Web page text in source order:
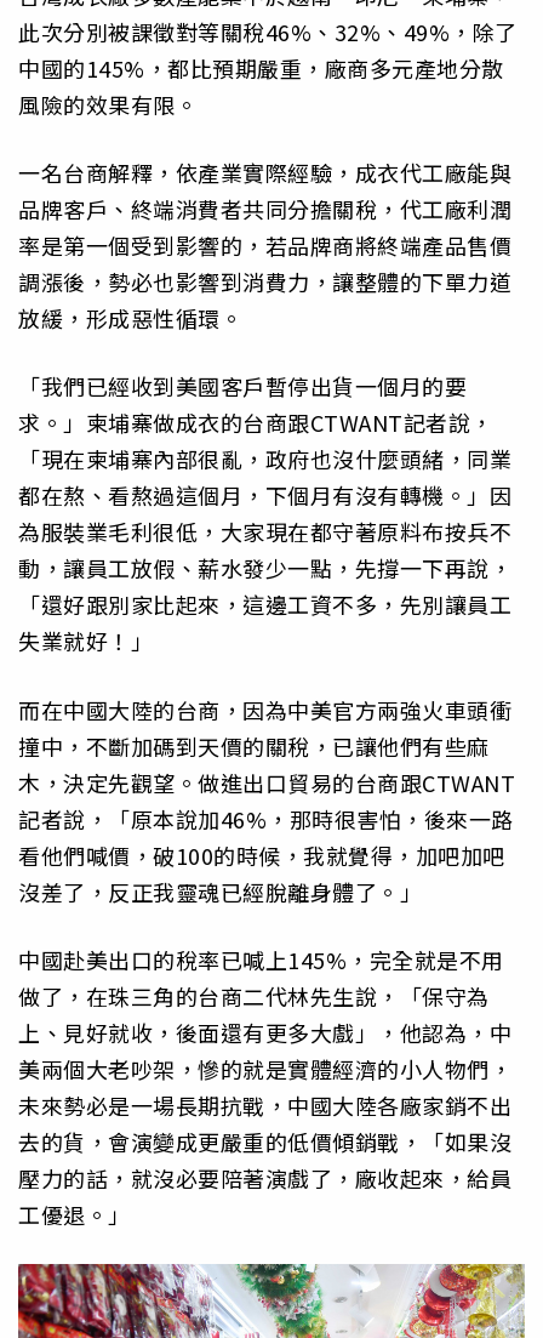
此次分別被課徵對等關稅46%、32%、49%，除了
中國的145%，都比預期嚴重，廠商多元產地分散
風險的效果有限。
一名台商解釋，依產業實際經驗，成衣代工廠能與
品牌客戶、終端消費者共同分擔關稅，代工廠利潤
率是第一個受到影響的，若品牌商將終端產品售價
調漲後，勢必也影響到消費力，讓整體的下單力道
放緩，形成惡性循環。
「我們已經收到美國客戶暫停出貨一個月的要
求。」柬埔寨做成衣的台商跟CTWANT記者說，
「現在柬埔寨內部很亂，政府也沒什麼頭緒，同業
都在熬、看熬過這個月，下個月有沒有轉機。」因
為服裝業毛利很低，大家現在都守著原料布按兵不
動，讓員工放假、薪水發少一點，先撐一下再說，
「還好跟別家比起來，這邊工資不多，先別讓員工
失業就好！」
而在中國大陸的台商，因為中美官方兩強火車頭衝
撞中，不斷加碼到天價的關稅，已讓他們有些麻
木，決定先觀望。做進出口貿易的台商跟CTWANT
記者說，「原本說加46%，那時很害怕，後來一路
看他們喊價，破100的時候，我就覺得，加吧加吧
沒差了，反正我靈魂已經脫離身體了。」
中國赴美出口的稅率已喊上145%，完全就是不用
做了，在珠三角的台商二代林先生說，「保守為
上、見好就收，後面還有更多大戲」，他認為，中
美兩個大老吵架，慘的就是實體經濟的小人物們，
未來勢必是一場長期抗戰，中國大陸各廠家銷不出
去的貨，會演變成更嚴重的低價傾銷戰，「如果沒
壓力的話，就沒必要陪著演戲了，廠收起來，給員
工優退。」